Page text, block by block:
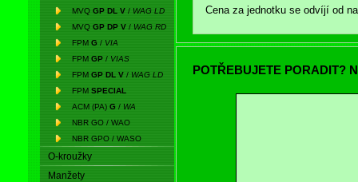
MVQ GP DL V / WAG LD
MVQ GP DP V / WAG RD
FPM G / VIA
FPM GP / VIAS
FPM GP DL V / WAG LD
FPM SPECIAL
ACM (PA) G / WA
NBR GO / WAO
NBR GPO / WASO
O-kroužky
Manžety
Cena za jednotku se odvíjí od
POTŘEBUJETE PORADIT?